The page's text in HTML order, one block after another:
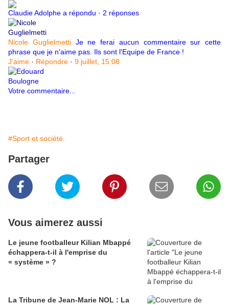
Claudie Adolphe a répondu · 2 réponses
Nicole GuglielmettiJe ne ferai aucun commentaire sur cette
phrase que je n'aime pas. Ils sont l'Equipe de France !
J’aime · Répondre · 9 juillet, 15:08
Votre commentaire...
#Sport et société.
Partager
Vous aimerez aussi
Le jeune footballeur Kilian Mbappé
échappera-t-il à l'emprise du
« système » ?
La Tribune de Jean-Marie NOL : La